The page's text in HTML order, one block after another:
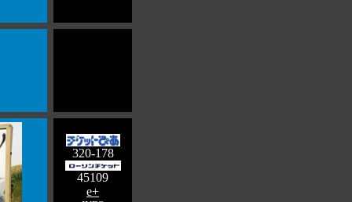
320-178
45109
e+